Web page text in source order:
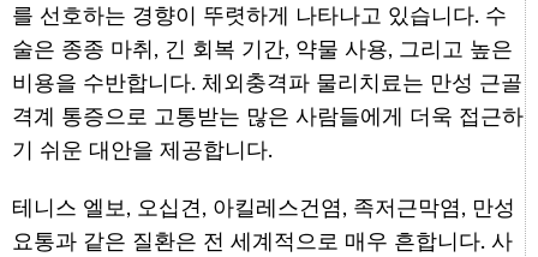
를 선호하는 경향이 뚜렷하게 나타나고 있습니다. 수
술은 종종 마취, 긴 회복 기간, 약물 사용, 그리고 높은
비용을 수반합니다. 체외충격파 물리치료는 만성 근골
격계 통증으로 고통받는 많은 사람들에게 더욱 접근하
기 쉬운 대안을 제공합니다.
테니스 엘보, 오십견, 아킬레스건염, 족저근막염, 만성
요통과 같은 질환은 전 세계적으로 매우 흔합니다. 사